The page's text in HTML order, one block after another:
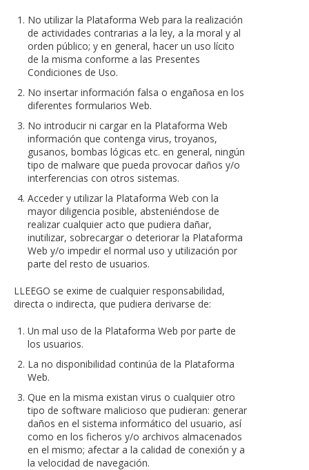
No utilizar la Plataforma Web para la realización
de actividades contrarias a la ley, a la moral y al
orden público; y en general, hacer un uso lícito
de la misma conforme a las Presentes
Condiciones de Uso.
No insertar información falsa o engañosa en los
diferentes formularios Web.
No introducir ni cargar en la Plataforma Web
información que contenga virus, troyanos,
gusanos, bombas lógicas etc. en general, ningún
tipo de malware que pueda provocar daños y/o
interferencias con otros sistemas.
Acceder y utilizar la Plataforma Web con la
mayor diligencia posible, absteniéndose de
realizar cualquier acto que pudiera dañar,
inutilizar, sobrecargar o deteriorar la Plataforma
Web y/o impedir el normal uso y utilización por
parte del resto de usuarios.
LLEEGO se exime de cualquier responsabilidad,
directa o indirecta, que pudiera derivarse de:
Un mal uso de la Plataforma Web por parte de
los usuarios.
La no disponibilidad continúa de la Plataforma
Web.
Que en la misma existan virus o cualquier otro
tipo de software malicioso que pudieran: generar
daños en el sistema informático del usuario, así
como en los ficheros y/o archivos almacenados
en el mismo; afectar a la calidad de conexión y a
la velocidad de navegación.